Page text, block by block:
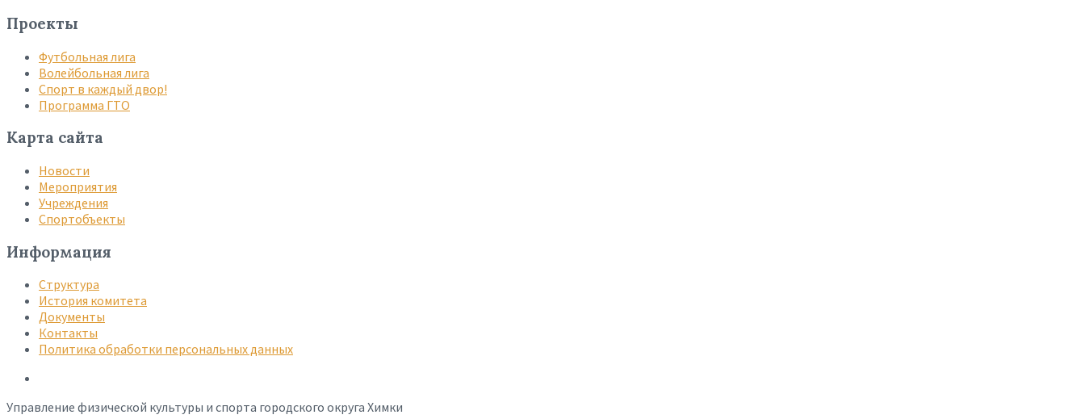
Проекты
Футбольная лига
Волейбольная лига
Спорт в каждый двор!
Программа ГТО
Карта сайта
Новости
Мероприятия
Учреждения
Спортобъекты
Информация
Структура
История комитета
Документы
Контакты
Политика обработки персональных данных
Управление физической культуры и спорта городского округа Химки